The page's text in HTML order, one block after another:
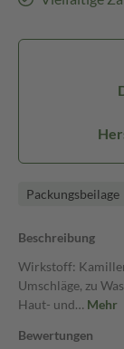
Packungsbeilage
Beschreibung
Wirkstoff:
Umschläge, zu
Haut- und… Mehr
Bewertungen